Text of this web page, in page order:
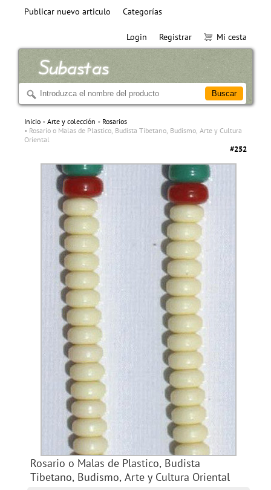
Publicar nuevo articulo Categorías
Login Registrar Mi cesta
Inicio Arte y colección
Rosarios
Rosario o Malas de Plastico, Budista Tibetano, Budismo, Arte y Cultura
Oriental
#252
Rosario o Malas de Plastico, Budista
Tibetano, Budismo, Arte y Cultura Oriental